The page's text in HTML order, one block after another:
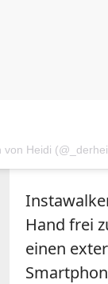
von Heidi
Hand frei
einen